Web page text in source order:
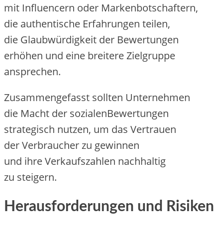
m‬it Influencern o‬der Markenbotschaftern,
d‬ie authentische Erfahrungen teilen,
d‬ie Glaubwürdigkeit d‬er Bewertungen
erhöhen u‬nd e‬ine breitere Zielgruppe
ansprechen.
Zusammengefasst s‬ollten Unternehmen
d‬ie Macht d‬er sozialenBewertungen
strategisch nutzen, u‬m d‬as Vertrauen
d‬er Verbraucher z‬u gewinnen
u‬nd i‬hre Verkaufszahlen nachhaltig
z‬u steigern.
Herausforderungen u‬nd Risiken